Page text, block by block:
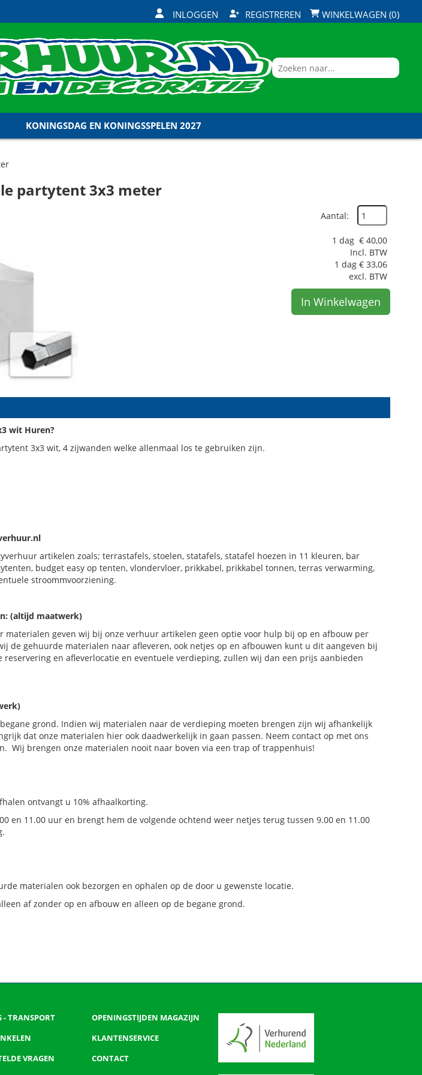
INLOGGEN REGISTREREN WINKELWAGEN (0)
KONINGSDAG EN KONINGSSPELEN 2027
partytent 3x3 meter
Aantal:
1 dag € 40,00
Incl. BTW
1 dag € 33,06
excl. BTW
In Winkelwagen
wit Huren?
3x3 wit, 4 zijwanden welke allenmaal los te gebruiken zijn.
artikelen zoals; terrastafels, stoelen, statafels, statafel hoezen in 11 kleuren, bar
budget easy op tenten, vlondervloer, prikkabel, prikkabel tonnen, terras verwarming,
stroommvoorziening.
(altijd maatwerk)
materialen geven wij bij onze verhuur artikelen geen optie voor hulp bij op en afbouw per
de gehuurde materialen naar afleveren, ook netjes op en afbouwen kunt u dit aangeven bij
reservering en afleverlocatie en eventuele verdieping, zullen wij dan een prijs aanbieden
grond. Indien wij materialen naar de verdieping moeten brengen zijn wij afhankelijk
dat onze materialen hier ook daadwerkelijk in gaan passen. Neem contact op met ons
Wij brengen onze materialen nooit naar boven via een trap of trappenhuis!
ontvangt u 10% afhaalkorting.
en 11.00 uur en brengt hem de volgende ochtend weer netjes terug tussen 9.00 en 11.00
materialen ook bezorgen en ophalen op de door u gewenste locatie.
af zonder op en afbouw en alleen op de begane grond.
- TRANSPORT
VRAGEN
OPENINGSTIJDEN MAGAZIJN
KLANTENSERVICE
CONTACT